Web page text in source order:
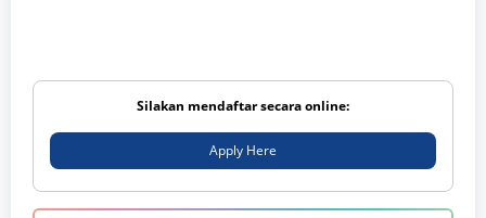
Silakan mendaftar secara online:
Apply Here